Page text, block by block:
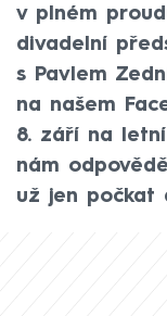
v plném
divadelní
s Pavlem
na našem
8. září na
nám
už jen počkat